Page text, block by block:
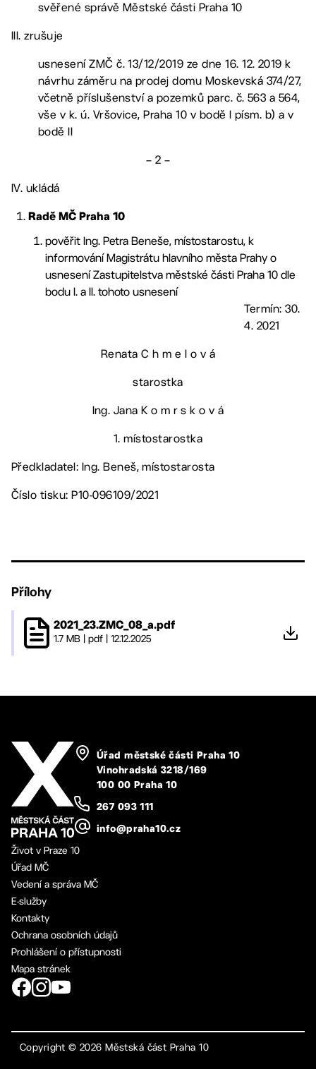
svěřené správě Městské části Praha 10
III. zrušuje
usnesení ZMČ č. 13/12/2019 ze dne 16. 12. 2019 k
návrhu záměru na prodej domu Moskevská 374/27,
včetně příslušenství a pozemků parc. č. 563 a 564,
vše v k. ú. Vršovice, Praha 10 v bodě I písm. b) a v
bodě II
– 2 –
IV. ukládá
Radě MČ Praha 10
pověřit Ing. Petra Beneše, místostarostu, k
informování Magistrátu hlavního města Prahy o
usnesení Zastupitelstva městské části Praha 10 dle
bodu I. a II. tohoto usnesení
Termín: 30.
4. 2021
Renata C h m e l o v á
starostka
Ing. Jana K o m r s k o v á
1. místostarostka
Předkladatel: Ing. Beneš, místostarosta
Číslo tisku: P10-096109/2021
Přílohy
2021_23.ZMC_08_a.pdf
1.7 MB pdf 12.12.2025
Úřad městské části Praha 10
Vinohradská 3218/169
100 00 Praha 10
267 093 111
info@praha10.cz
Život v Praze 10
Úřad MČ
Vedení a správa MČ
E-služby
Kontakty
Ochrana osobních údajů
Prohlášení o přístupnosti
Mapa stránek
Copyright ©2026 Městská část Praha 10